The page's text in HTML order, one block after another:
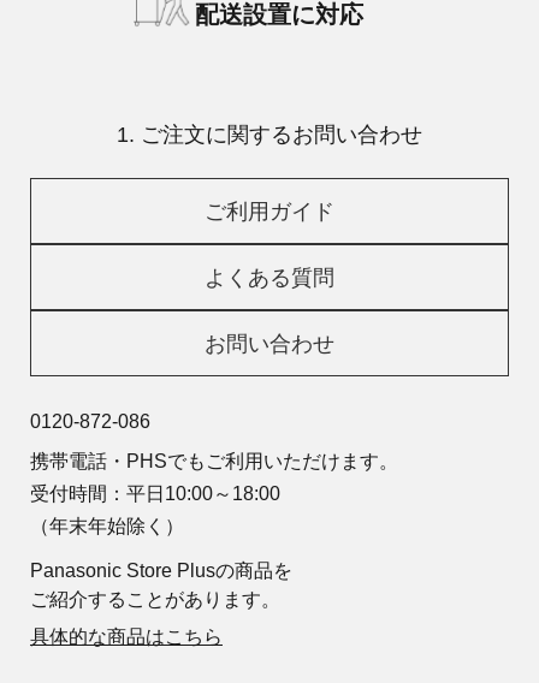
配送設置に対応
1. ご注文に関するお問い合わせ
ご利用ガイド
よくある質問
お問い合わせ
0120-872-086
携帯電話・PHSでもご利用いただけます。
受付時間：平日10:00～18:00
（年末年始除く）
Panasonic Store Plusの商品を
ご紹介することがあります。
具体的な商品はこちら